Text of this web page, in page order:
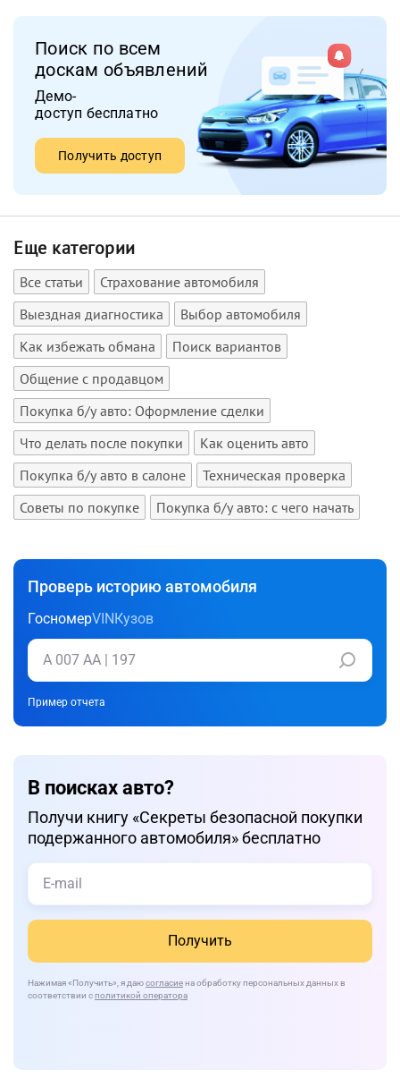
Поиск по всем
доскам объявлений
Демо-
доступ бесплатно
Получить доступ
Еще категории
Все статьи
Страхование автомобиля
Выездная диагностика
Выбор автомобиля
Как избежать обмана
Поиск вариантов
Общение с продавцом
Покупка б/у авто: Оформление сделки
Что делать после покупки
Как оценить авто
Покупка б/у авто в салоне
Техническая проверка
Советы по покупке
Покупка б/у авто: с чего начать
Проверь историю автомобиля
ГосномерVINКузов
Пример отчета
В поисках авто?
Получи книгу «Cекреты безопасной покупки
подержанного автомобиля» бесплатно
Получить
Нажимая «Получить» , я даюсогласиена обработку персональных данных в
соответствии сполитикой оператора